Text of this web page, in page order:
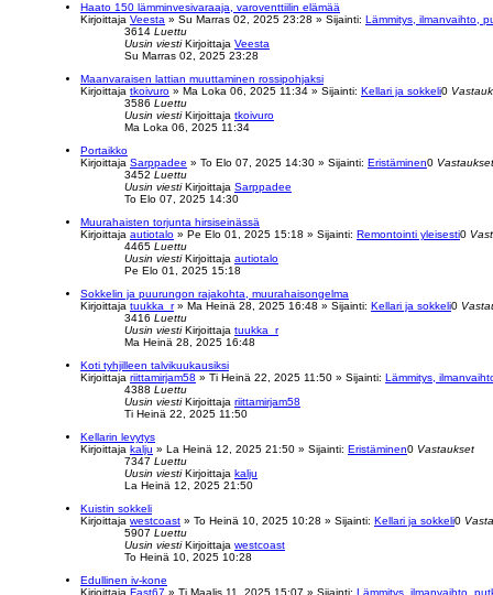
Haato 150 lämminvesivaraaja, varoventtiilin elämää
Kirjoittaja Veesta » Su Marras 02, 2025 23:28 » Sijainti: Lämmitys, ilmanvaihto,
3614 Luettu
Uusin viesti Kirjoittaja Veesta
Su Marras 02, 2025 23:28
Maanvaraisen lattian muuttaminen rossipohjaksi
Kirjoittaja tkoivuro » Ma Loka 06, 2025 11:34 » Sijainti: Kellari ja sokkeli0
3586 Luettu
Uusin viesti Kirjoittaja tkoivuro
Ma Loka 06, 2025 11:34
Portaikko
Kirjoittaja Sarppadee » To Elo 07, 2025 14:30 » Sijainti: Eristäminen0 Vastaukset
3452 Luettu
Uusin viesti Kirjoittaja Sarppadee
To Elo 07, 2025 14:30
Muurahaisten torjunta hirsiseinässä
Kirjoittaja autiotalo » Pe Elo 01, 2025 15:18 » Sijainti: Remontointi yleisesti0
4465 Luettu
Uusin viesti Kirjoittaja autiotalo
Pe Elo 01, 2025 15:18
Sokkelin ja puurungon rajakohta, muurahaisongelma
Kirjoittaja tuukka_r» Ma Heinä 28, 2025 16:48 » Sijainti: Kellari ja sokkeli0
3416 Luettu
Uusin viesti Kirjoittaja tuukka_r
Ma Heinä 28, 2025 16:48
Koti tyhjilleen talvikuukausiksi
Kirjoittaja riittamirjam58 » Ti Heinä 22, 2025 11:50 » Sijainti: Lämmitys,
4388 Luettu
Uusin viesti Kirjoittaja riittamirjam58
Ti Heinä 22, 2025 11:50
Kellarin levytys
Kirjoittaja kalju » La Heinä 12, 2025 21:50 » Sijainti: Eristäminen0 Vastaukset
7347 Luettu
Uusin viesti Kirjoittaja kalju
La Heinä 12, 2025 21:50
Kuistin sokkeli
Kirjoittaja westcoast » To Heinä 10, 2025 10:28 » Sijainti: Kellari ja sokkeli0
5907 Luettu
Uusin viesti Kirjoittaja westcoast
To Heinä 10, 2025 10:28
Edullinen iv-kone